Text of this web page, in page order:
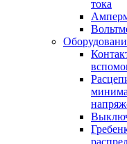
тока